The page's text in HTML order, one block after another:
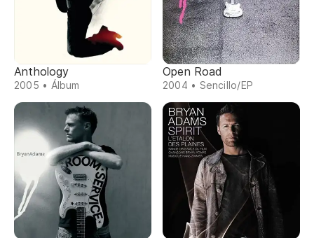
Anthology
2005 • Álbum
Open Road
2004 • Sencillo/EP